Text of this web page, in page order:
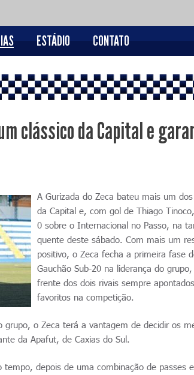
ESTÁDIO CONTATO
clássico da Capital e
A Gurizada do Zeca bateu mais um
da Capital e, com gol de Thiago
0 sobre o Internacional no Passo, na
quente deste sábado. Com mais um
positivo, o Zeca fecha a primeira fase
Gauchão Sub-20 na liderança do
frente dos dois rivais sempre
favoritos na competição.
grupo, o Zeca terá a vantagem de decidir os
da Apafut, de Caxias do Sul.
depois de uma combinação de passes